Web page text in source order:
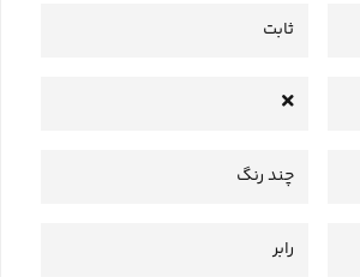
ثابت
چند رنگ
رابر